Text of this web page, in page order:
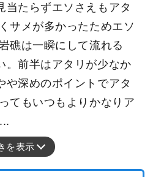
当たらずエソさえもアタ
サメが多かったためエソ
礁は一瞬にして流れる
。前半はアタリが少なか
や深めのポイントでアタ
てもいつもよりかなりア
を表示